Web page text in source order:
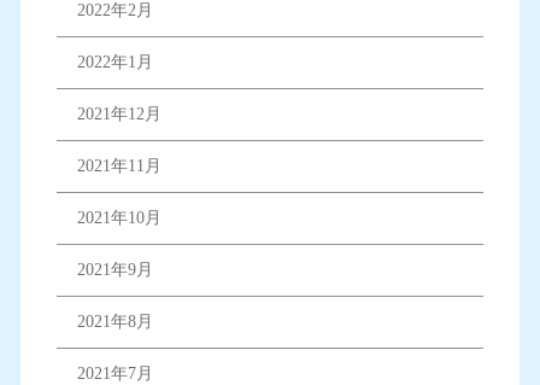
2022年2月
2022年1月
2021年12月
2021年11月
2021年10月
2021年9月
2021年8月
2021年7月